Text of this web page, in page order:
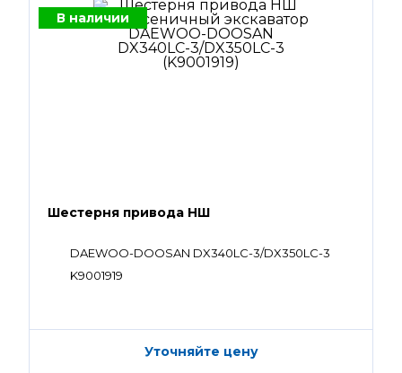
В наличии
Шестерня привода НШ
DAEWOO-DOOSAN DX340LC-3/DX350LC-3
K9001919
Уточняйте цену